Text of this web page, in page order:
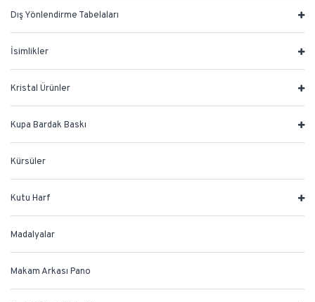
Dış Yönlendirme Tabelaları
İsimlikler
Kristal Ürünler
Kupa Bardak Baskı
Kürsüler
Kutu Harf
Madalyalar
Makam Arkası Pano